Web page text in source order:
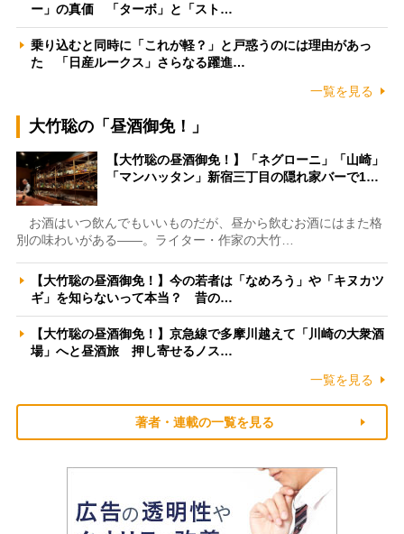
ー」の真価 「ターボ」と「スト…
乗り込むと同時に「これが軽？」と戸惑うのには理由があっ
た 「日産ルークス」さらなる躍進…
一覧を見る
大竹聡の「昼酒御免！」
【大竹聡の昼酒御免！】「ネグローニ」「山崎」
「マンハッタン」新宿三丁目の隠れ家バーで1…
お酒はいつ飲んでもいいものだが、昼から飲むお酒にはまた格
別の味わいがある――。ライター・作家の大竹…
【大竹聡の昼酒御免！】今の若者は「なめろう」や「キヌカツ
ギ」を知らないって本当？ 昔の…
【大竹聡の昼酒御免！】京急線で多摩川越えて「川崎の大衆酒
場」へと昼酒旅 押し寄せるノス…
一覧を見る
著者・連載の一覧を見る